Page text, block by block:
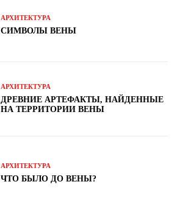
АРХИТЕКТУРА
СИМВОЛЫ ВЕНЫ
АРХИТЕКТУРА
ДРЕВНИЕ АРТЕФАКТЫ, НАЙДЕННЫЕ
НА ТЕРРИТОРИИ ВЕНЫ
АРХИТЕКТУРА
ЧТО БЫЛО ДО ВЕНЫ?